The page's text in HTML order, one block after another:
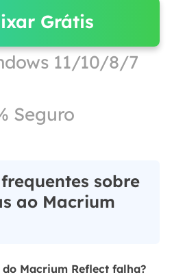
Grátis
11/10/8/7
Seguro
sobre
ao Macrium
Macrium Reflect falha?